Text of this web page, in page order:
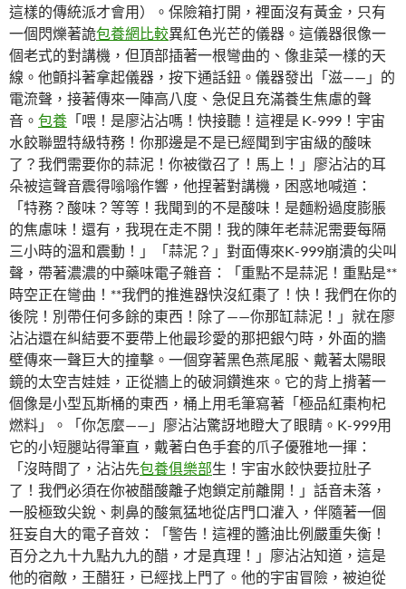
這樣的傳統派才會用）。保險箱打開，裡面沒有黃金，只有
一個閃爍著詭包養網比較異紅色光芒的儀器。這儀器很像一
個老式的對講機，但頂部插著一根彎曲的、像韭菜一樣的天
線。他顫抖著拿起儀器，按下通話鈕。儀器發出「滋——」的
電流聲，接著傳來一陣高八度、急促且充滿養生焦慮的聲
音。 包養 「喂！是廖沾沾嗎！快接聽！這裡是 K-999！宇宙
水餃聯盟特級特務！你那邊是不是已經聞到宇宙級的酸味
了？我們需要你的蒜泥！你被徵召了！馬上！」廖沾沾的耳
朵被這聲音震得嗡嗡作響，他捏著對講機，困惑地喊道：
「特務？酸味？等等！我聞到的不是酸味！是麵粉過度膨脹
的焦慮味！還有，我現在走不開！我的陳年老蒜泥需要每隔
三小時的溫和震動！」「蒜泥？」對面傳來K-999崩潰的尖叫
聲，帶著濃濃的中藥味電子雜音：「重點不是蒜泥！重點是**
時空正在彎曲！**我們的推進器快沒紅棗了！快！我們在你的
後院！別帶任何多餘的東西！除了——你那缸蒜泥！」就在廖
沾沾還在糾結要不要帶上他最珍愛的那把銀勺時，外面的牆
壁傳來一聲巨大的撞擊。一個穿著黑色燕尾服、戴著太陽眼
鏡的太空吉娃娃，正從牆上的破洞鑽進來。它的背上揹著一
個像是小型瓦斯桶的東西，桶上用毛筆寫著「極品紅棗枸杞
燃料」。「你怎麼——」廖沾沾驚訝地瞪大了眼睛。K-999用
它的小短腿站得筆直，戴著白色手套的爪子優雅地一揮：
「沒時間了，沾沾先包養俱樂部生！宇宙水餃快要拉肚子
了！我們必須在你被醋酸離子炮鎖定前離開！」話音未落，
一股極致尖銳、刺鼻的酸氣猛地從店門口灌入，伴隨著一個
狂妄自大的電子音效：「警告！這裡的醬油比例嚴重失衡！
百分之九十九點九九的醋，才是真理！」廖沾沾知道，這是
他的宿敵，王醋狂，已經找上門了。他的宇宙冒險，被迫從